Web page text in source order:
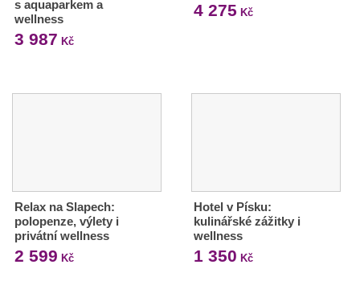
s aquaparkem a
wellness
3 987 Kč
4 275 Kč
Relax na Slapech:
polopenze, výlety i
privátní wellness
2 599 Kč
Hotel v Písku:
kulinářské zážitky i
wellness
1 350 Kč